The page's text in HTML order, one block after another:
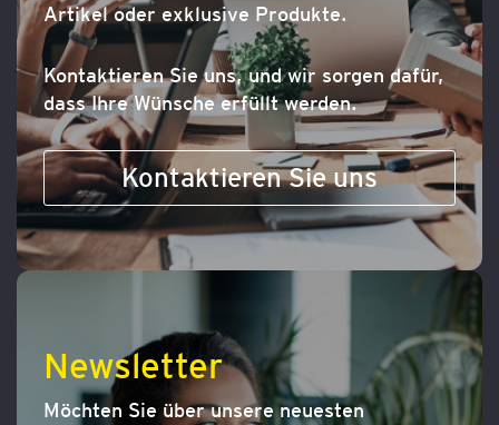
Artikel oder exklusive Produkte.
Kontaktieren Sie uns, und wir sorgen dafür,
dass Ihre Wünsche erfüllt werden.
Kontaktieren Sie uns
Newsletter
Möchten Sie über unsere neuesten